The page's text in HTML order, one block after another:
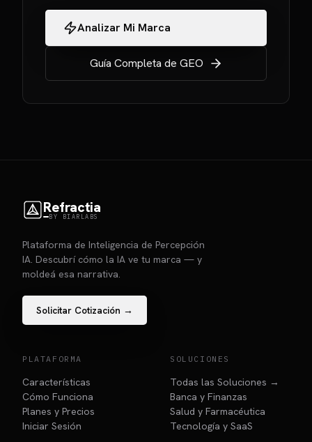
Analizar Mi Marca
Guía Completa de GEO
Refractia
BY BIARLABS
Plataforma de Inteligencia de Percepción
IA. Descubrí cómo la IA ve tu marca — y
moldeá esa narrativa.
Solicitar Cotización →
PLATAFORMA
Características
Cómo Funciona
Planes y Precios
Iniciar Sesión
SOLUCIONES
Todas las Soluciones →
Banca y Finanzas
Salud y Farmacéutica
Tecnología y SaaS